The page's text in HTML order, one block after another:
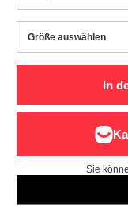
Größe auswählen
Größe auswählen
In
Sie